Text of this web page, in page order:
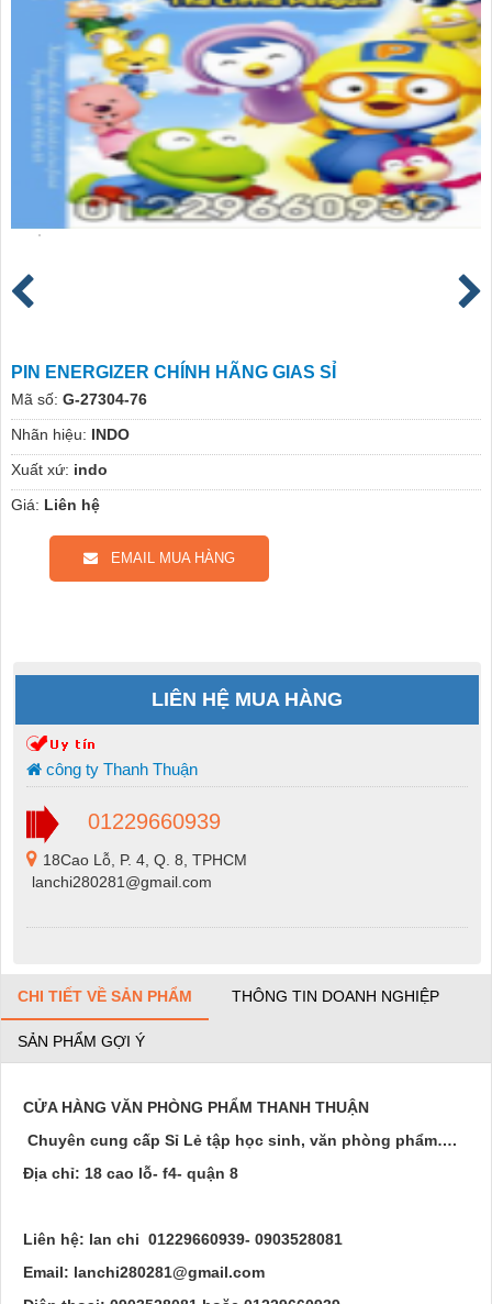
PIN ENERGIZER CHÍNH HÃNG GIAS SỈ
Mã số: G-27304-76
Nhãn hiệu: INDO
Xuất xứ: indo
Giá: Liên hệ
EMAIL MUA HÀNG
LIÊN HỆ MUA HÀNG
công ty Thanh Thuận
01229660939
18Cao Lỗ, P. 4, Q. 8, TPHCM
lanchi280281@gmail.com
CHI TIẾT VỀ SẢN PHẨM THÔNG TIN DOANH NGHIỆP
SẢN PHẨM GỢI Ý
CỬA HÀNG VĂN PHÒNG PHẨM THANH THUẬN
Chuyên cung cấp Sỉ Lẻ tập học sinh, văn phòng phẩm….
Địa chỉ: 18 cao lỗ- f4- quận 8
Liên hệ: lan chi 01229660939- 0903528081
Email: lanchi280281@gmail.com